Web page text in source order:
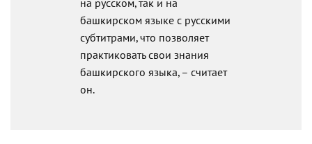
на русском, так и на
башкирском языке с русскими
субтитрами, что позволяет
практиковать свои знания
башкирского языка, – считает
он.